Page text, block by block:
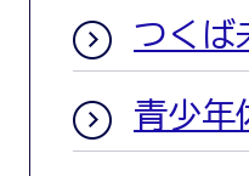
つくば
青少年